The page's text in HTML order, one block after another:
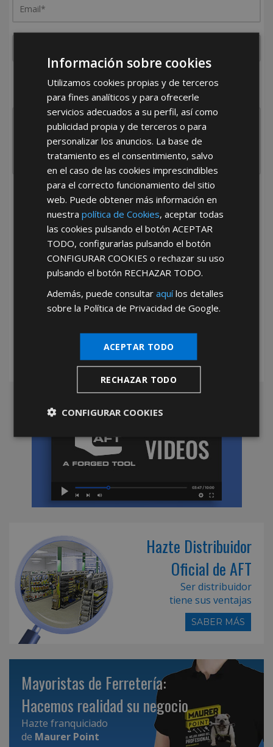
¿De dónde es la empresa?
España
Portugal Otros
He leído y acepto laPolítica de Privacidad
*Abstenerse particulares, sólo venta a tiendas y empresas minoristas y
mayoristas.
Hazte Distribuidor
Oficial de AFT
Ser distribuidor
tiene sus ventajas
SABER MÁS
Mayoristas de Ferretería:
Hacemos realidad su negocio
Hazte franquiciado
de Maurer Point
Información sobre cookies
Utilizamos cookies propias y de terceros
para fines analíticos y para ofrecerle
servicios adecuados a su perfil, así como
publicidad propia y de terceros o para
personalizar los anuncios. La base de
tratamiento es el consentimiento, salvo
en el caso de las cookies imprescindibles
para el correcto funcionamiento del sitio
web. Puede obtener más información en
nuestrapolítica de Cookies, aceptar todas
las cookies pulsando el botónACEPTAR
TODO, configurarlas pulsando el botón
CONFIGURAR COOKIES o rechazar su uso
pulsando el botón RECHAZAR TODO.
Además, puede consultaraquílos detalles
sobre la Política de Privacidad de Google.
ACEPTAR TODO
RECHAZAR TODO
CONFIGURAR COOKIES